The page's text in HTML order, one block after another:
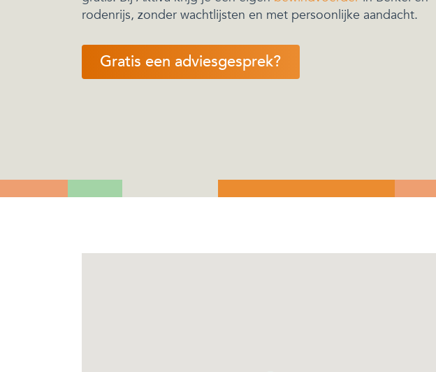
rodenrijs, zonder wachtlijsten en met persoonlijke aandacht.
Gratis een adviesgesprek?